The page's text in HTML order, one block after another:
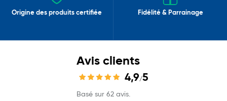
Origine des produits certifiée Fidélité & Parrainage
Avis clients
4,9/5
Basé sur 62 avis.